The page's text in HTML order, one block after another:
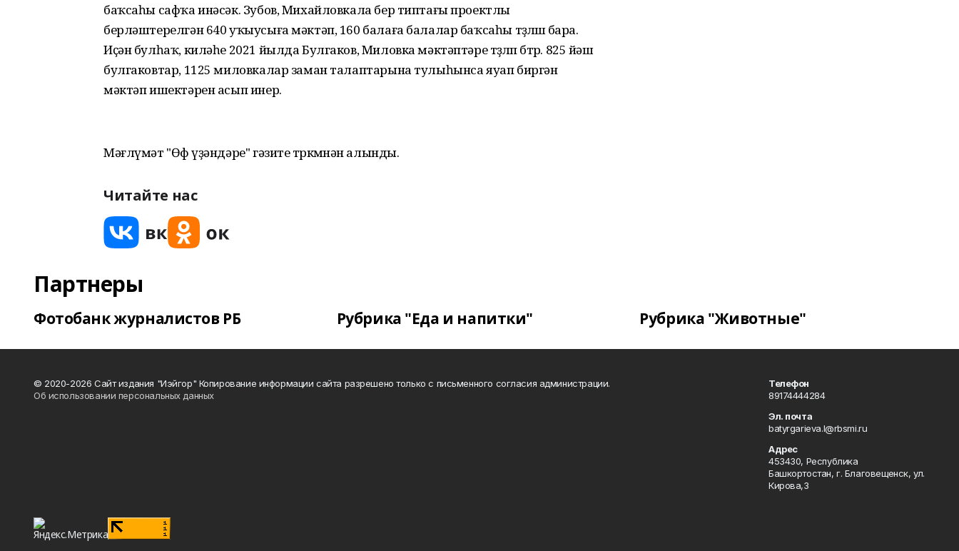
баҡсаһы сафҡа инәсәк. Зубов, Михайловкала бер типтағы проектлы
берләштерелгән 640 уҡыусыға мәктәп, 160 балаға балалар баҡсаһы төҙөлөшө бара.
Иҫән булһаҡ, киләһе 2021 йылда Булгаков, Миловка мәктәптәре төҙөлөп бөтөр. 825 йәш
булгаковтар, 1125 миловкалар заман талаптарына тулыһынса яуап биргән
мәктәп ишектәрен асып инер.
Мәғлүмәт "Өфө үҙәндәре" гәзите төркөмөнән алынды.
Читайте нас
Партнеры
Фотобанк журналистов РБ Рубрика "Еда и напитки" Рубрика "Животные"
© 2020-2026 Сайт издания "Иэйгор" Копирование информации сайта разрешено только с письменного согласия администрации.
Об использовании персональных данных
Телефон
89174444284
Эл. почта
batyrgarieva.l@rbsmi.ru
Адрес
453430, Республика
Башкортостан, г. Благовещенск, ул.
Кирова,3